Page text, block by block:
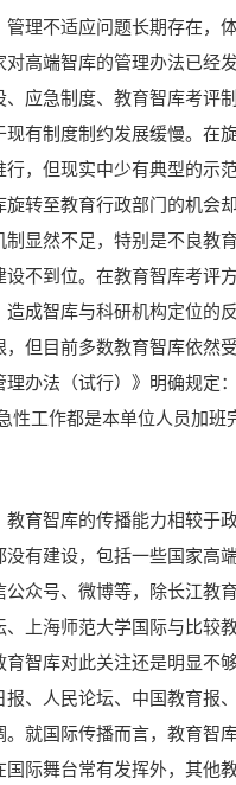
理不适应问题长期存在，
高端智库的管理办法已经
应急制度、教育智库考评
有制度制约发展缓慢。在
，但现实中少有典型的示
转至教育行政部门的机会
显然不足，特别是不良教
不到位。在教育智库考评
成智库与科研机构定位的
但目前多数教育智库依然
办法（试行）》明确规定
性工作都是本单位人员加
育智库的传播能力相较于
有建设，包括一些国家高
众号、微博等，除长江教
上海师范大学国际与比较
智库对此关注还是明显不
、人民论坛、中国教育报
就国际传播而言，教育智
国际舞台常有发挥外，其他